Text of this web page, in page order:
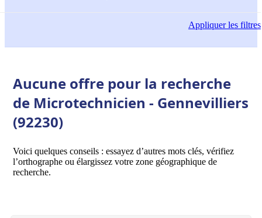
Appliquerles filtres
Aucune offre pour la recherche
de Microtechnicien - Gennevilliers
(92230)
Voici quelques conseils : essayez d’autres mots clés, vérifiez
l’orthographe ou élargissez votre zone géographique de
recherche.